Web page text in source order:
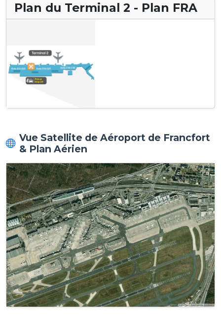
Plan du Terminal 2 - Plan FRA
Vue Satellite de Aéroport de Francfort
& Plan Aérien